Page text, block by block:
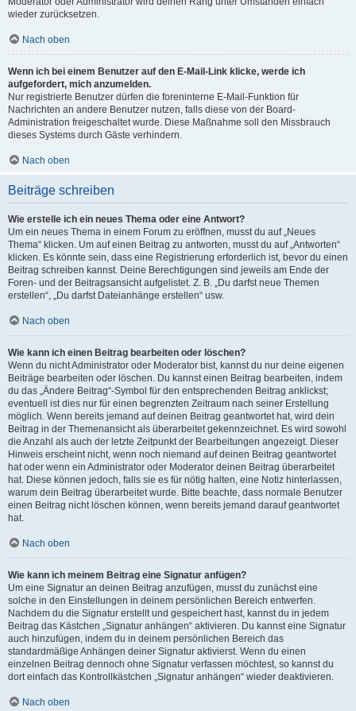
wieder zurücksetzen.
Nach oben
Wenn ich bei einem Benutzer auf den E-Mail-Link klicke, werde ich
aufgefordert, mich anzumelden.
Nur registrierte Benutzer dürfen die foreninterne E-Mail-Funktion für
Nachrichten an andere Benutzer nutzen, falls diese von der Board-
Administration freigeschaltet wurde. Diese Maßnahme soll den Missbrauch
dieses Systems durch Gäste verhindern.
Nach oben
Beiträge schreiben
Wie erstelle ich ein neues Thema oder eine Antwort?
Um ein neues Thema in einem Forum zu eröffnen, musst du auf „Neues
Thema“ klicken. Um auf einen Beitrag zu antworten, musst du auf „Antworten“
klicken. Es könnte sein, dass eine Registrierung erforderlich ist, bevor du einen
Beitrag schreiben kannst. Deine Berechtigungen sind jeweils am Ende der
Foren- und der Beitragsansicht aufgelistet. Z. B. „Du darfst neue Themen
erstellen“, „Du darfst Dateianhänge erstellen“ usw.
Nach oben
Wie kann ich einen Beitrag bearbeiten oder löschen?
Wenn du nicht Administrator oder Moderator bist, kannst du nur deine eigenen
Beiträge bearbeiten oder löschen. Du kannst einen Beitrag bearbeiten, indem
du das „Ändere Beitrag“-Symbol für den entsprechenden Beitrag anklickst;
eventuell ist dies nur für einen begrenzten Zeitraum nach seiner Erstellung
möglich. Wenn bereits jemand auf deinen Beitrag geantwortet hat, wird dein
Beitrag in der Themenansicht als überarbeitet gekennzeichnet. Es wird sowohl
die Anzahl als auch der letzte Zeitpunkt der Bearbeitungen angezeigt. Dieser
Hinweis erscheint nicht, wenn noch niemand auf deinen Beitrag geantwortet
hat oder wenn ein Administrator oder Moderator deinen Beitrag überarbeitet
hat. Diese können jedoch, falls sie es für nötig halten, eine Notiz hinterlassen,
warum dein Beitrag überarbeitet wurde. Bitte beachte, dass normale Benutzer
einen Beitrag nicht löschen können, wenn bereits jemand darauf geantwortet
hat.
Nach oben
Wie kann ich meinem Beitrag eine Signatur anfügen?
Um eine Signatur an deinen Beitrag anzufügen, musst du zunächst eine
solche in den Einstellungen in deinem persönlichen Bereich entwerfen.
Nachdem du die Signatur erstellt und gespeichert hast, kannst du in jedem
Beitrag das Kästchen „Signatur anhängen“ aktivieren. Du kannst eine Signatur
auch hinzufügen, indem du in deinem persönlichen Bereich das
standardmäßige Anhängen deiner Signatur aktivierst. Wenn du einen
einzelnen Beitrag dennoch ohne Signatur verfassen möchtest, so kannst du
dort einfach das Kontrollkästchen „Signatur anhängen“ wieder deaktivieren.
Nach oben